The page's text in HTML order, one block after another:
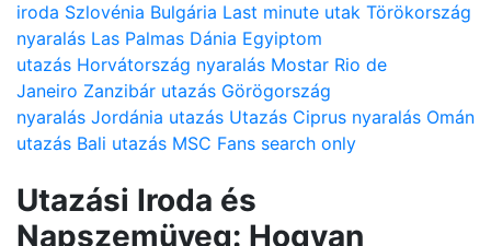
iroda Szlovénia Bulgária Last minute utak Törökország
nyaralás Las Palmas Dánia Egyiptom
utazás Horvátország nyaralás Mostar Rio de
Janeiro Zanzibár utazás Görögország
nyaralás Jordánia utazás Utazás Ciprus nyaralás Omán
utazás Bali utazás MSC Fans search only
Utazási Iroda és
Napszemüveg: Hogyan